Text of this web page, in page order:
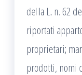
della L. n. 62
riportati
proprietari;
prodotti, nomi